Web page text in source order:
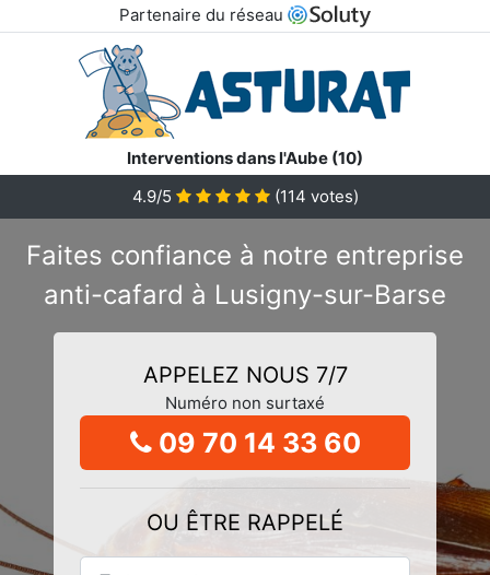
Partenaire du réseau
Interventions dans l'Aube (10)
4.9/5
(114 votes)
Faites confiance à notre entreprise
anti-cafard à Lusigny-sur-Barse
APPELEZ NOUS 7/7
Numéro non surtaxé
09 70 14 33 60
OU ÊTRE RAPPELÉ